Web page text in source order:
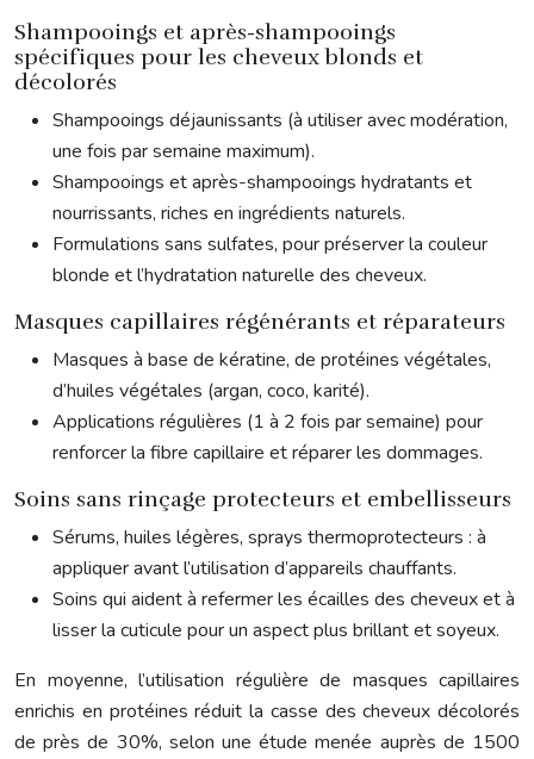
Shampooings et après-shampooings
spécifiques pour les cheveux blonds et
décolorés
Shampooings déjaunissants (à utiliser avec modération,
une fois par semaine maximum).
Shampooings et après-shampooings hydratants et
nourrissants, riches en ingrédients naturels.
Formulations sans sulfates, pour préserver la couleur
blonde et l’hydratation naturelle des cheveux.
Masques capillaires régénérants et réparateurs
Masques à base de kératine, de protéines végétales,
d’huiles végétales (argan, coco, karité).
Applications régulières (1 à 2 fois par semaine) pour
renforcer la fibre capillaire et réparer les dommages.
Soins sans rinçage protecteurs et embellisseurs
Sérums, huiles légères, sprays thermoprotecteurs : à
appliquer avant l’utilisation d’appareils chauffants.
Soins qui aident à refermer les écailles des cheveux et à
lisser la cuticule pour un aspect plus brillant et soyeux.
En moyenne, l’utilisation régulière de masques capillaires
enrichis en protéines réduit la casse des cheveux décolorés
de près de 30%, selon une étude menée auprès de 1500